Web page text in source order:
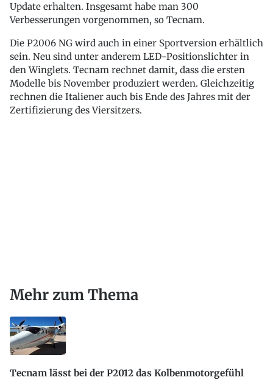
Update erhalten. Insgesamt habe man 300
Verbesserungen vorgenommen, so Tecnam.
Die P2006 NG wird auch in einer Sportversion erhältlich
sein. Neu sind unter anderem LED-Positionslichter in
den Winglets. Tecnam rechnet damit, dass die ersten
Modelle bis November produziert werden. Gleichzeitig
rechnen die Italiener auch bis Ende des Jahres mit der
Zertifizierung des Viersitzers.
Mehr zum Thema
Tecnam lässt bei der P2012 das Kolbenmotorgefühl